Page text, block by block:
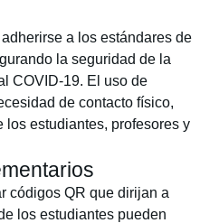
a los estándares de
la seguridad de la
COVID-19. El uso de
de contacto físico,
los estudiantes, profesores y
códigos QR que dirijan a
los estudiantes pueden